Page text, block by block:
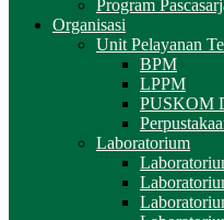
Program
Organisasi
Unit Pelayanan
BPM
LPPM
PUSKOM
Laboratorium